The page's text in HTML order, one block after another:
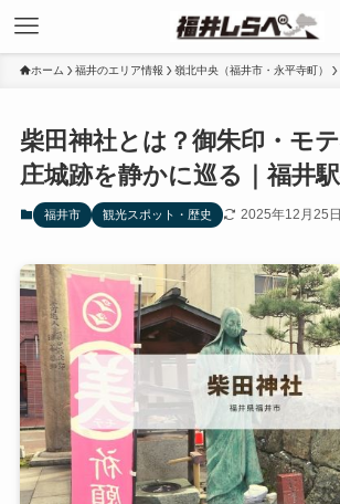
ホーム 福井のエリア情報 嶺北中央（福井市・永平寺町）
柴田神社とは？御朱印・モ
庄城跡を静かに巡る｜福井
福井市 観光スポット・歴史 2025年12月25日